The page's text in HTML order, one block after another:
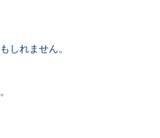
しれません。